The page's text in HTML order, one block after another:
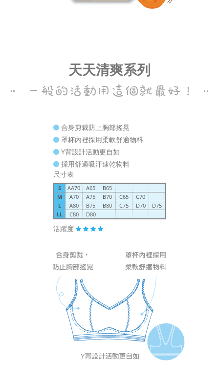
天天清爽系列
合身剪裁防止胸部搖晃
罩杯內裡採用柔軟舒適物料
Y背設計活動更自如
採用舒適吸汗速乾物料
尺寸表
S AA70 A65
B65
M
A70 A75 B70 C65
C70
L
A80 B75 B80 C75 D70
D75
LL
C80 D80
活躍度